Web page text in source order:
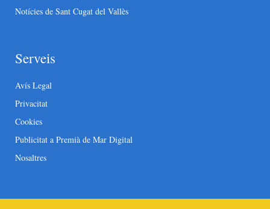
Notícies de Sant Cugat del Vallès
Serveis
Avís Legal
Privacitat
Cookies
Publicitat a Premià de Mar Digital
Nosaltres